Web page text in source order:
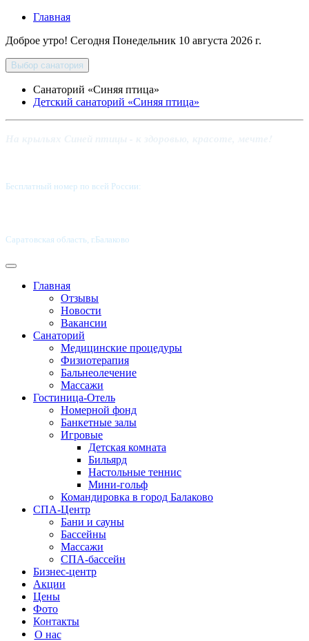
Главная
Доброе утро! Сегодня Понедельник 10 августа 2026 г.
Выбор санатория
Санаторий «Синяя птица»
Детский санаторий «Синяя птица»
Бесплатный номер по всей России:
Саратовская область, г.Балаково
Главная
Отзывы
Новости
Вакансии
Санаторий
Медицинские процедуры
Физиотерапия
Бальнеолечение
Массажи
Гостиница-Отель
Номерной фонд
Банкетные залы
Игровые
Детская комната
Бильярд
Настольные теннис
Мини-гольф
Командировка в город Балаково
СПА-Центр
Бани и сауны
Бассейны
Массажи
СПА-бассейн
Бизнес-центр
Акции
Цены
Фото
Контакты
О нас